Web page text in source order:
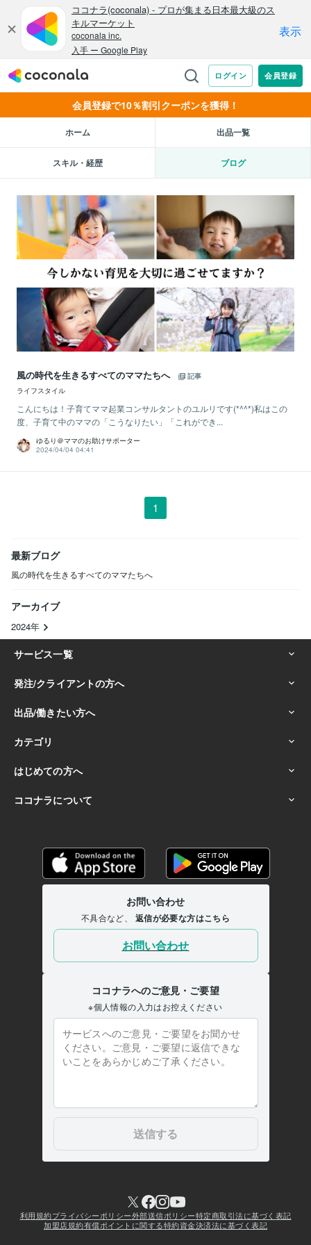
会員登録で10％割引クーポンを獲得！
ホーム 出品一覧
スキル・経歴 ブログ
風の時代を生きるすべてのママたちへ
記事
ライフスタイル
こんにちは！子育てママ起業コンサルタントのユルリです(*^^*)私はこの
度、子育て中のママの「こうなりたい」「これができ...
ゆるり＠ママのお助けサポーター
2024/04/04 04:41
1
最新ブログ
風の時代を生きるすべてのママたちへ
アーカイブ
2024年